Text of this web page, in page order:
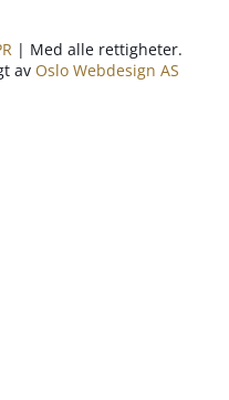
| Med alle rettigheter.
av Oslo Webdesign AS